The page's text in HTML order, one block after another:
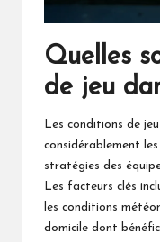
Quelles
de jeu
Les conditions de
considérablement
stratégies des
Les facteurs clés
les conditions
domicile dont